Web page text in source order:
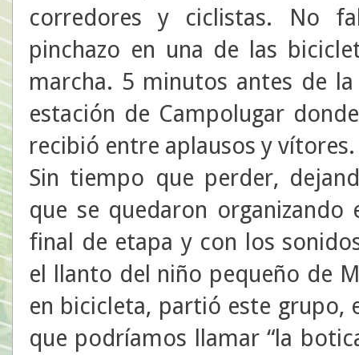
corredores y ciclistas. No
pinchazo en una de las
marcha. 5 minutos antes de
estación de Campolugar
recibió entre aplausos y vítores.
Sin tiempo que perder,
que se quedaron
final de etapa y con los
el llanto del niño pequeño de
en bicicleta, partió este grupo,
que podríamos llamar “la